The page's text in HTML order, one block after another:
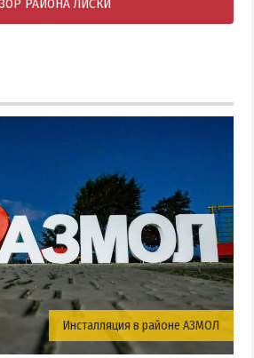
РАЙОНА ЛИСКИ
Инсталляция в районе АЗМОЛ